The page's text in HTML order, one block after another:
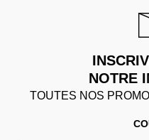
NOTRE
TOUTES NOS